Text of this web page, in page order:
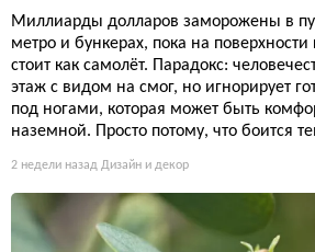
Миллиарды долларов заморожены в
метро и бункерах, пока на
стоит как самолёт. Парадокс:
этаж с видом на смог, но игнорирует
под ногами, которая может быть
наземной. Просто потому, что боится
2 недели назад Дизайн и декор